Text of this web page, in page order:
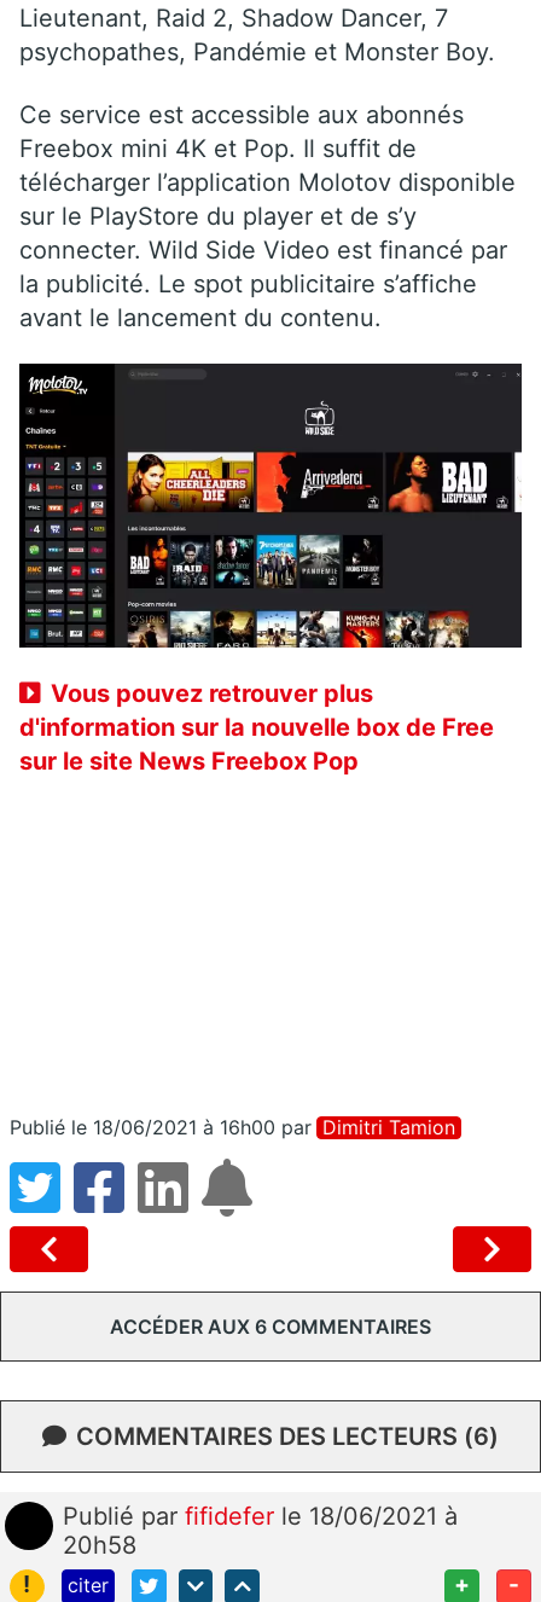
Lieutenant, Raid 2, Shadow Dancer, 7
psychopathes, Pandémie et Monster Boy.
Ce service est accessible aux abonnés
Freebox mini 4K et Pop. Il suffit de
télécharger l’application Molotov disponible
sur le PlayStore du player et de s’y
connecter. Wild Side Video est financé par
la publicité. Le spot publicitaire s’affiche
avant le lancement du contenu.
Vous pouvez retrouver plus
d'information sur la nouvelle box de Free
sur le site News Freebox Pop
Publié le 18/06/2021 à 16h00 par Dimitri Tamion
ACCÉDER AUX 6 COMMENTAIRES
COMMENTAIRES DES LECTEURS (6)
Publié par fifidefer le 18/06/2021 à
20h58
!
citer + -